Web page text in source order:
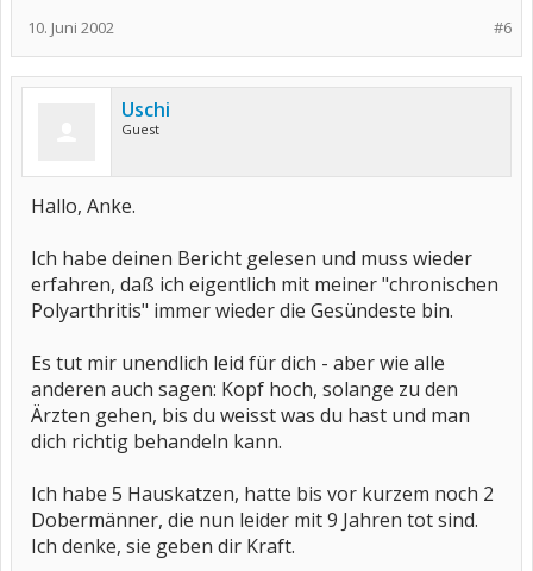
#6
10. Juni 2002
Uschi
Guest
Hallo, Anke.
Ich habe deinen Bericht gelesen und muss wieder
erfahren, daß ich eigentlich mit meiner "chronischen
Polyarthritis" immer wieder die Gesündeste bin.
Es tut mir unendlich leid für dich - aber wie alle
anderen auch sagen: Kopf hoch, solange zu den
Ärzten gehen, bis du weisst was du hast und man
dich richtig behandeln kann.
Ich habe 5 Hauskatzen, hatte bis vor kurzem noch 2
Dobermänner, die nun leider mit 9 Jahren tot sind.
Ich denke, sie geben dir Kraft.